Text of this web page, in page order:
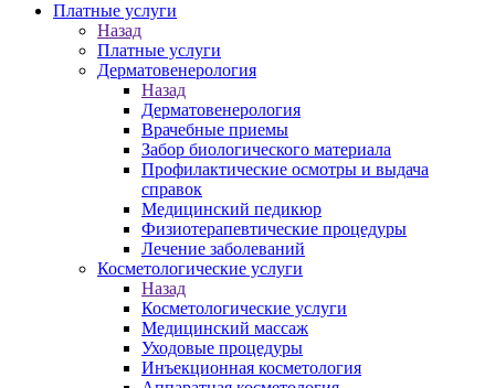
Платные услуги
Назад
Платные услуги
Дерматовенерология
Назад
Дерматовенерология
Врачебные приемы
Забор биологического материала
Профилактические осмотры и выдача
справок
Медицинский педикюр
Физиотерапевтические процедуры
Лечение заболеваний
Косметологические услуги
Назад
Косметологические услуги
Медицинский массаж
Уходовые процедуры
Инъекционная косметология